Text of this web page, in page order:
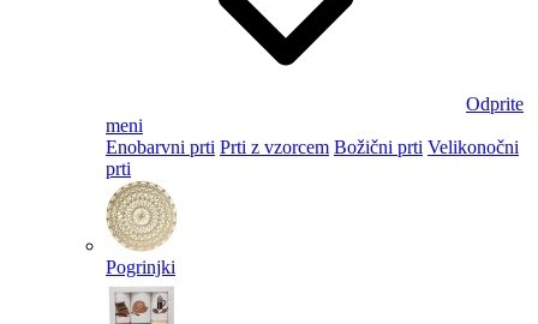
Odprite
meni
Enobarvni prti Prti z vzorcem Božični prti Velikonočni
prti​
Pogrinjki